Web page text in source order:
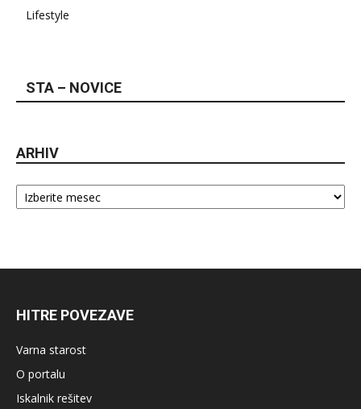
Lifestyle
STA – NOVICE
ARHIV
Arhiv
HITRE POVEZAVE
Varna starost
O portalu
Iskalnik rešitev